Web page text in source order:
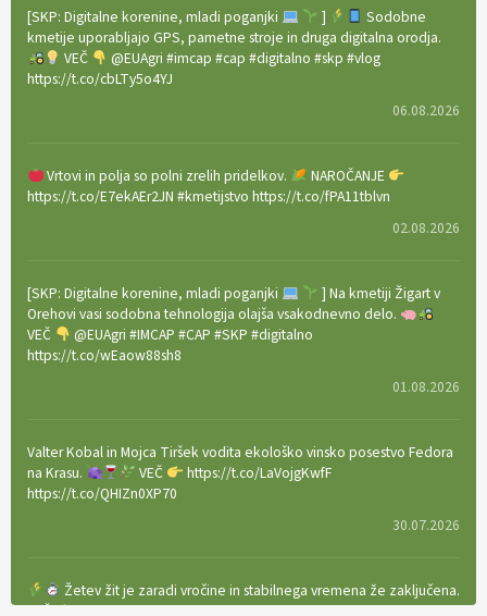
[SKP: Digitalne korenine, mladi poganjki ]
Sodobne
kmetije uporabljajo GPS, pametne stroje in druga digitalna orodja.
VEČ
@EUAgri #imcap #cap #digitalno #skp #vlog
https://t.co/cbLTy5o4YJ
06.08.2026
Vrtovi in polja so polni zrelih pridelkov.
NAROČANJE
https://t.co/E7ekAEr2JN #kmetijstvo https://t.co/fPA11tblvn
02.08.2026
[SKP: Digitalne korenine, mladi poganjki
] Na kmetiji Žigart v
Orehovi vasi sodobna tehnologija olajša vsakodnevno delo.
VEČ
@EUAgri #IMCAP #CAP #SKP #digitalno
https://t.co/wEaow88sh8
01.08.2026
Valter Kobal in Mojca Tiršek vodita ekološko vinsko posestvo Fedora
na Krasu.
VEČ
https://t.co/LaVojgKwfF
https://t.co/QHIZn0XP70
30.07.2026
Žetev žit je zaradi vročine in stabilnega vremena že zaključena.
VEČ
https://t.co/bBWaIz6Hhh https://t.co/TtKoOF5ENS